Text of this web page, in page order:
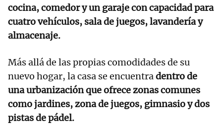
cocina, comedor y un garaje con capacidad para
cuatro vehículos, sala de juegos, lavandería y
almacenaje.
Más allá de las propias comodidades de su
nuevo hogar, la casa se encuentradentro de
una urbanización que ofrece zonas comunes
como jardines, zona de juegos, gimnasio y dos
pistas de pádel.